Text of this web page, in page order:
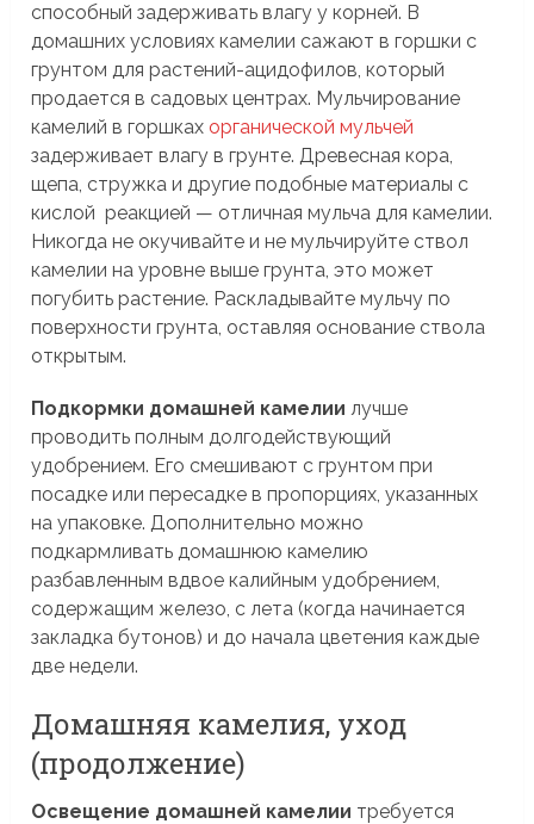
способный задерживать влагу у корней. В
домашних условиях камелии сажают в горшки с
грунтом для растений-ацидофилов, который
продается в садовых центрах. Мульчирование
камелий в горшкахорганической мульчей
задерживает влагу в грунте. Древесная кора,
щепа, стружка и другие подобные материалы с
кислой реакцией — отличная мульча для камелии.
Никогда не окучивайте и не мульчируйте ствол
камелии на уровне выше грунта, это может
погубить растение. Раскладывайте мульчу по
поверхности грунта, оставляя основание ствола
открытым.
Подкормки домашней камелии лучше
проводить полным долгодействующий
удобрением. Его смешивают с грунтом при
посадке или пересадке в пропорциях, указанных
на упаковке. Дополнительно можно
подкармливать домашнюю камелию
разбавленным вдвое калийным удобрением,
содержащим железо, с лета (когда начинается
закладка бутонов) и до начала цветения каждые
две недели.
Домашняя камелия, уход
(продолжение)
Освещение домашней камелии требуется